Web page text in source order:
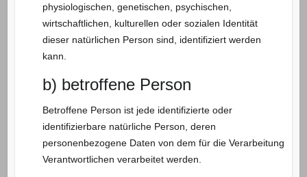
physiologischen, genetischen, psychischen,
wirtschaftlichen, kulturellen oder sozialen Identität
dieser natürlichen Person sind, identifiziert werden
kann.
b) betroffene Person
Betroffene Person ist jede identifizierte oder
identifizierbare natürliche Person, deren
personenbezogene Daten von dem für die Verarbeitung
Verantwortlichen verarbeitet werden.